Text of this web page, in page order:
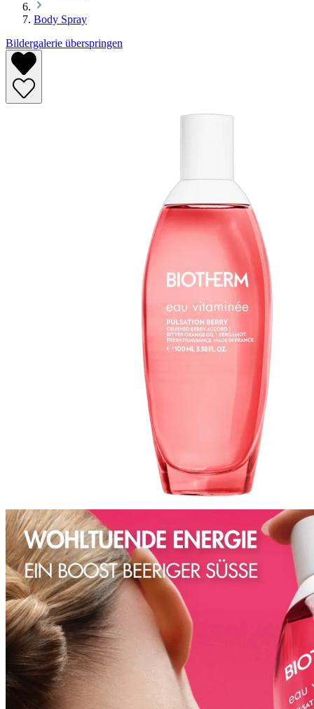
Body Spray
Bildergalerie überspringen